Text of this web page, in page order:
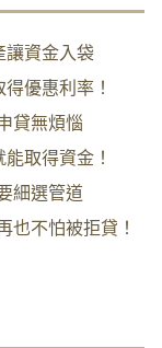
讓資金入袋
優惠利率！
貸無煩惱
取得資金！
細選管道
也不怕被拒貸！